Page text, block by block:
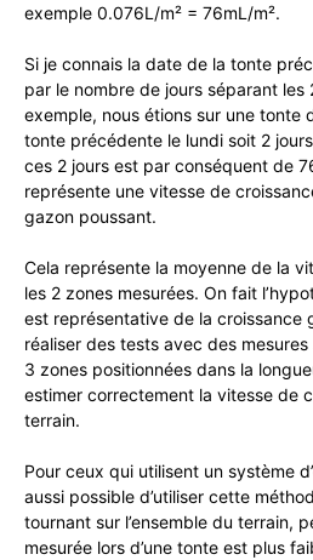
exemple 0.076L/m² = 76mL/m².
Si je connais la date de la tonte
par le nombre de jours séparant les
exemple, nous étions sur une tonte
tonte précédente le lundi soit 2
ces 2 jours est par conséquent de
représente une vitesse de
gazon poussant.
Cela représente la moyenne de la
les 2 zones mesurées. On fait
est représentative de la croissance
réaliser des tests avec des
3 zones positionnées dans la
estimer correctement la vitesse de
terrain.
Pour ceux qui utilisent un système
aussi possible d’utiliser cette
tournant sur l’ensemble du terrain,
mesurée lors d’une tonte est plus